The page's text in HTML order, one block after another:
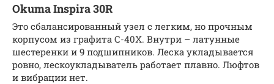
Okuma Inspira 30R
Это сбалансированный узел с легким, но прочным
корпусом из графита С-40Х. Внутри – латунные
шестеренки и 9 подшипников. Леска укладывается
ровно, лескоукладыватель работает плавно. Люфтов
и вибрации нет.